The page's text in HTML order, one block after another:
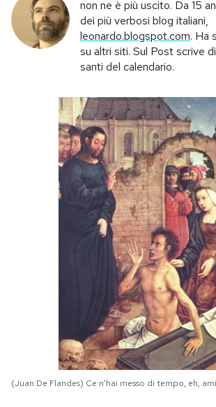
Internet
Scienza
Cultura
Economia
Ok
Media
Europa
PODCAST
NEWSLETTER
I MIEI PREFERITI
CALENDARIO
AREA PERSONALE
non ne è più uscito. Da 15
dei più verbosi blog italiani,
leonardo.blogspot.com. Ha
su altri siti. Sul Post scrive
santi del calendario.
(Juan De Flandes) Ce n’hai messo di tempo, eh,